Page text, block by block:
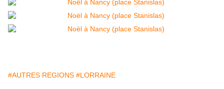
#AUTRES REGIONS #LORRAINE